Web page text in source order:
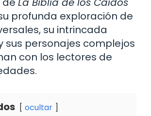
profunda exploración de
su intrincada
sus personajes complejos
con los lectores de
ocultar